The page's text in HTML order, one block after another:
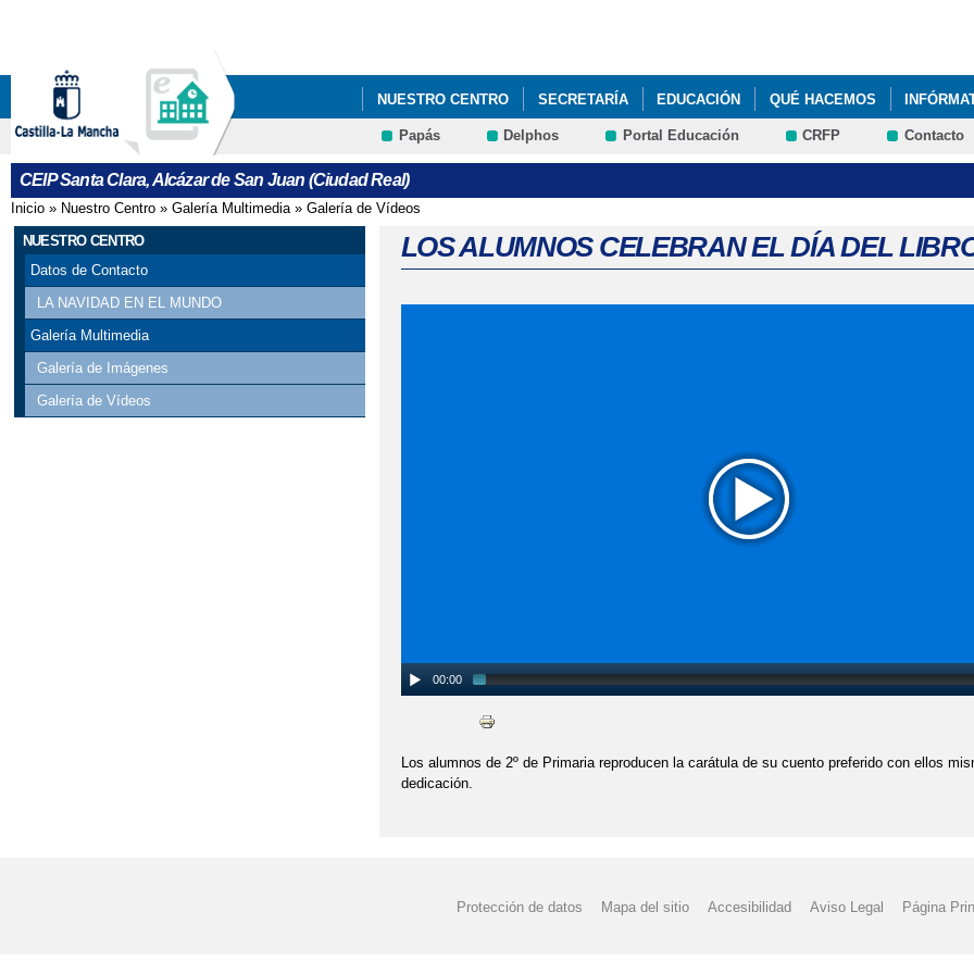
NUESTRO CENTRO SECRETARÍA EDUCACIÓN QUÉ HACEMOS
PROGRAMACIÓN GENERAL ANUAL 2025-2026
Papás Delphos Portal Educación CRFP Contacto
CEIP Santa Clara, Alcázar de San Juan (Ciudad Real)
Se encuentra usted aquí
Inicio » Nuestro Centro » Galería Multimedia» Galería de Vídeos
NUESTRO CENTRO
Datos de Contacto
LA NAVIDAD EN EL MUNDO
Galería Multimedia
Galería de Imágenes
Galería de Vídeos
LOS ALUMNOS CELEBRAN EL DÍA DEL
00:00
Los alumnos de 2º de Primaria reproducen la carátula de su cuento preferido con ellos
dedicación.
Protección de datos Mapa del sitio Accesibilidad Aviso Legal Página